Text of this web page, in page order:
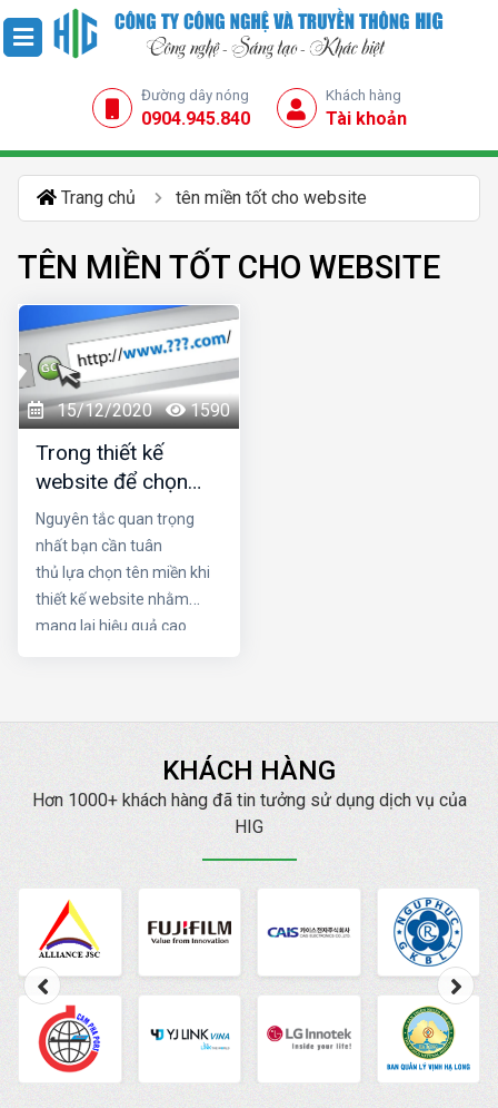
Đường dây nóng
0904.945.840
Khách hàng
Tài khoản
Trang chủ tên miền tốt cho website
TÊN MIỀN TỐT CHO WEBSITE
15/12/2020 1590
Trong thiết kế
website để chọn
được tên miền tốt
cần áp dụng
nguyên tắc nào
Nguyên tắc quan trọng
nhất bạn cần tuân
thủ lựa chọn tên miền khi
thiết kế website nhằm
mang lại hiệu quả cao
công ty thiết kế website ở
đề này nhé!!
KHÁCH HÀNG
Hơn 1000+ khách hàng đã tin tưởng sử dụng dịch vụ của
HIG